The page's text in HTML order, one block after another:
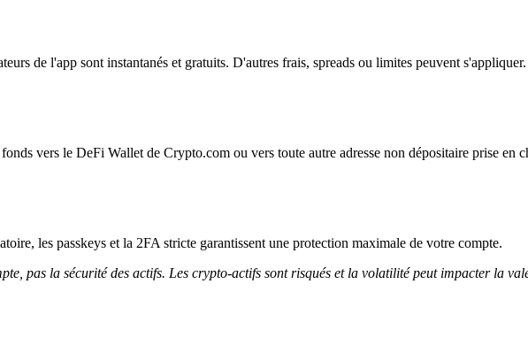
de l'app sont instantanés et gratuits. D'autres frais, spreads ou limites peuvent s'appliquer.
vers le DeFi Wallet de Crypto.com ou vers toute autre adresse non dépositaire prise en
les passkeys et la 2FA stricte garantissent une protection maximale de votre compte.
pas la sécurité des actifs. Les crypto-actifs sont risqués et la volatilité peut impacter la